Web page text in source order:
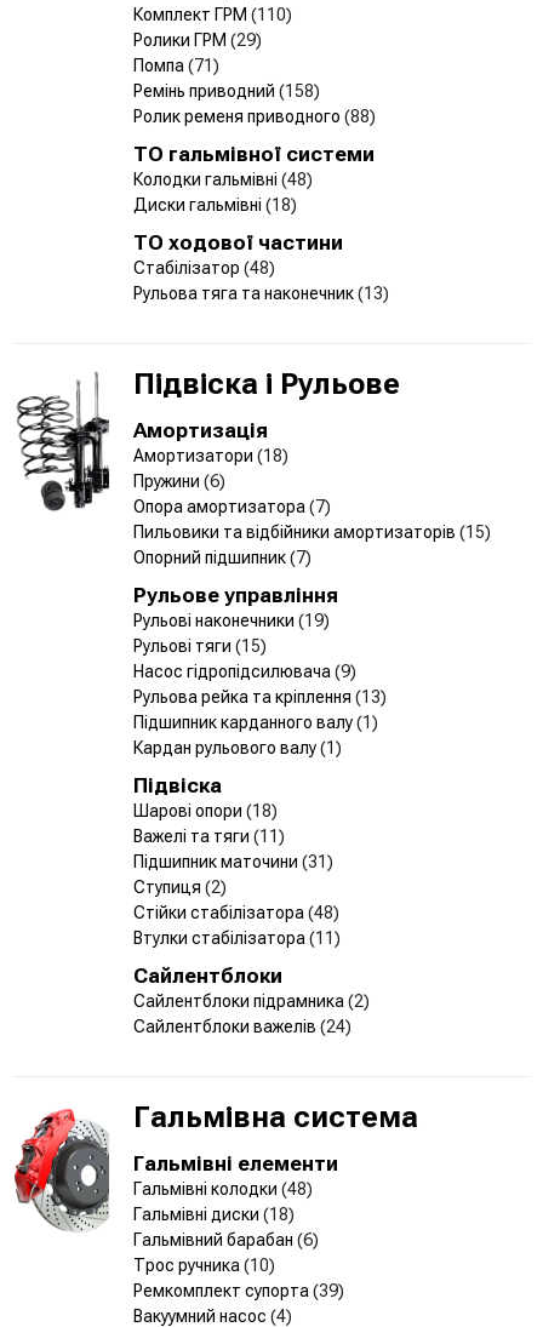
Комплект ГРМ (110)
Ролики ГРМ (29)
Помпа (71)
Ремінь приводний (158)
Ролик ременя приводного (88)
ТО гальмівної системи
Колодки гальмівні (48)
Диски гальмівні (18)
ТО ходової частини
Стабілізатор (48)
Рульова тяга та наконечник(13)
Підвіска і Рульове
Амортизація
Амортизатори (18)
Пружини (6)
Опора амортизатора (7)
Пильовики та відбійники амортизаторів (15)
Опорний підшипник(7)
Рульове управління
Рульові наконечники (19)
Рульові тяги (15)
Насос гідропідсилювача (9)
Рульова рейка та кріплення (13)
Підшипник карданного валу(1)
Кардан рульового валу(1)
Підвіска
Шарові опори (18)
Важелі та тяги (11)
Підшипник маточини (31)
Ступиця (2)
Стійки стабілізатора (48)
Втулки стабілізатора (11)
Сайлентблоки
Сайлентблоки підрамника (2)
Сайлентблоки важелів (24)
Гальмівна система
Гальмівні елементи
Гальмівні колодки (48)
Гальмівні диски (18)
Гальмівний барабан (6)
Трос ручника (10)
Ремкомплект супорта (39)
Вакуумний насос (4)